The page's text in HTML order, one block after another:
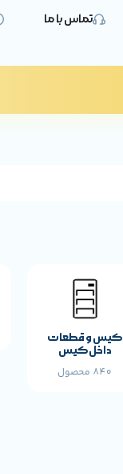
تماس با ما
کیس و قطعات
داخل کیس
840 محصول